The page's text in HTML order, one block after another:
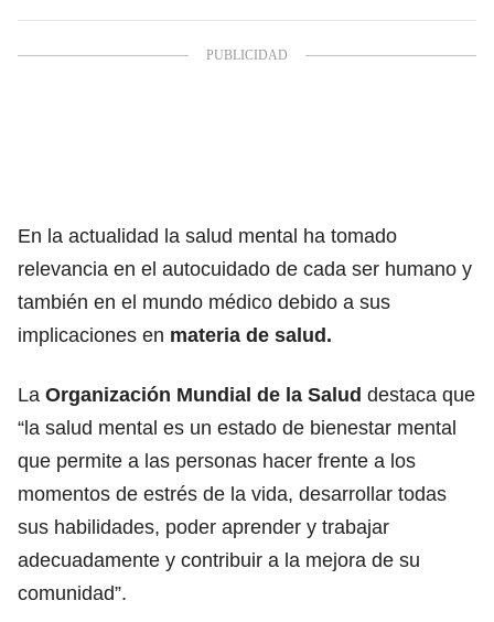
En la actualidad la salud mental ha tomado
relevancia en el autocuidado de cada ser humano y
también en el mundo médico debido a sus
implicaciones en materia de salud.
La Organización Mundial de la Salud destaca que
“la salud mental es un estado de bienestar mental
que permite a las personas hacer frente a los
momentos de estrés de la vida, desarrollar todas
sus habilidades, poder aprender y trabajar
adecuadamente y contribuir a la mejora de su
comunidad”.